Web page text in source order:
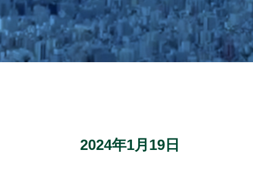
2024年1月19日